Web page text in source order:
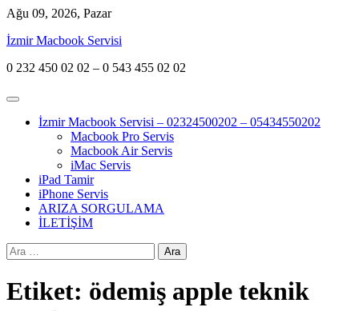
Skip
content
Ağu 09, 2026, Pazar
İzmir Macbook Servisi
0 232 450 02 02 – 0 543 455 02 02
İzmir Macbook Servisi – 02324500202 – 05434550202
Macbook Pro Servis
Macbook Air Servis
iMac Servis
iPad Tamir
iPhone Servis
ARIZA SORGULAMA
İLETİŞİM
Arama:
Etiket: ödemiş apple teknik